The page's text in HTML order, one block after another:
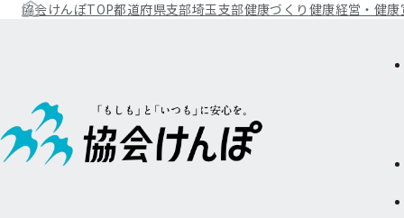
協会けんぽTOP都道府県支部埼玉支部健康づくり 健康経営・健康